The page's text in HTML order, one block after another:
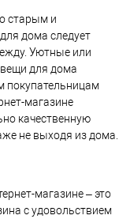
старым и
дома следует
Уютные или
для дома
покупательницам
магазине
качественную
не выходя из дома.
магазине – это
с удовольствием